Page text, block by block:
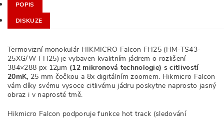
POPIS
DISKUZE
Termovizní monokulár HIKMICRO Falcon FH25 (HM-TS43-
25XG/W-FH25) je vybaven kvalitním jádrem o rozlišení
384×288 px 12µm (12 mikronová technologie) s citlivostí
20mK, 25 mm čočkou a 8x digitálním zoomem. Hikmicro Falcon
vám díky svému vysoce citlivému jádru poskytne naprosto jasný
obraz i v naprosté tmě.
Hikmicro Falcon podporuje funkce hot track (sledování